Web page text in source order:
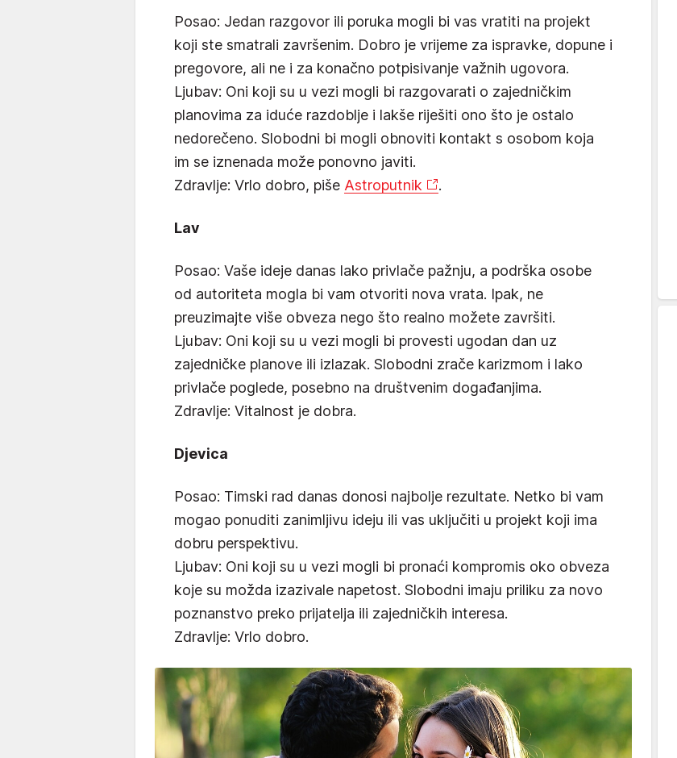
Posao: Jedan razgovor ili poruka mogli bi vas vratiti na projekt
koji ste smatrali završenim. Dobro je vrijeme za ispravke, dopune i
pregovore, ali ne i za konačno potpisivanje važnih ugovora.
Ljubav: Oni koji su u vezi mogli bi razgovarati o zajedničkim
planovima za iduće razdoblje i lakše riješiti ono što je ostalo
nedorečeno. Slobodni bi mogli obnoviti kontakt s osobom koja
im se iznenada može ponovno javiti.
Zdravlje: Vrlo dobro, piše Astroputnik .
Lav
Posao: Vaše ideje danas lako privlače pažnju, a podrška osobe
od autoriteta mogla bi vam otvoriti nova vrata. Ipak, ne
preuzimajte više obveza nego što realno možete završiti.
Ljubav: Oni koji su u vezi mogli bi provesti ugodan dan uz
zajedničke planove ili izlazak. Slobodni zrače karizmom i lako
privlače poglede, posebno na društvenim događanjima.
Zdravlje: Vitalnost je dobra.
Djevica
Posao: Timski rad danas donosi najbolje rezultate. Netko bi vam
mogao ponuditi zanimljivu ideju ili vas uključiti u projekt koji ima
dobru perspektivu.
Ljubav: Oni koji su u vezi mogli bi pronaći kompromis oko obveza
koje su možda izazivale napetost. Slobodni imaju priliku za novo
poznanstvo preko prijatelja ili zajedničkih interesa.
Zdravlje: Vrlo dobro.